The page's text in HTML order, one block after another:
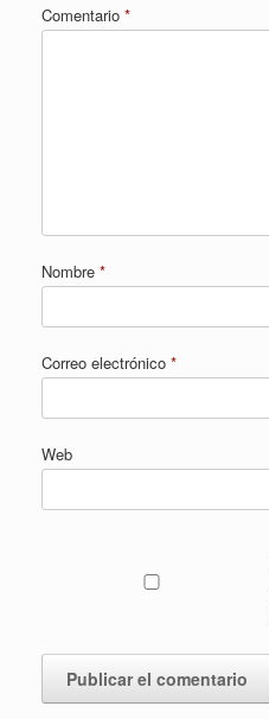
Comentario *
Nombre *
Correo electrónico *
Web